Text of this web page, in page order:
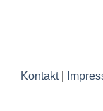
Kontakt|